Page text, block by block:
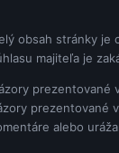
obsah stránky je
majiteľa je
prezentované
prezentované
alebo